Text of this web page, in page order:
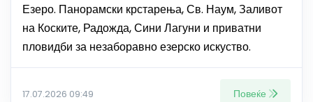
Езеро. Панорамски крстарења, Св. Наум, Заливот
на Коските, Радожда, Сини Лагуни и приватни
пловидби за незаборавно езерско искуство.
17.07.2026 09:49 Повеќе